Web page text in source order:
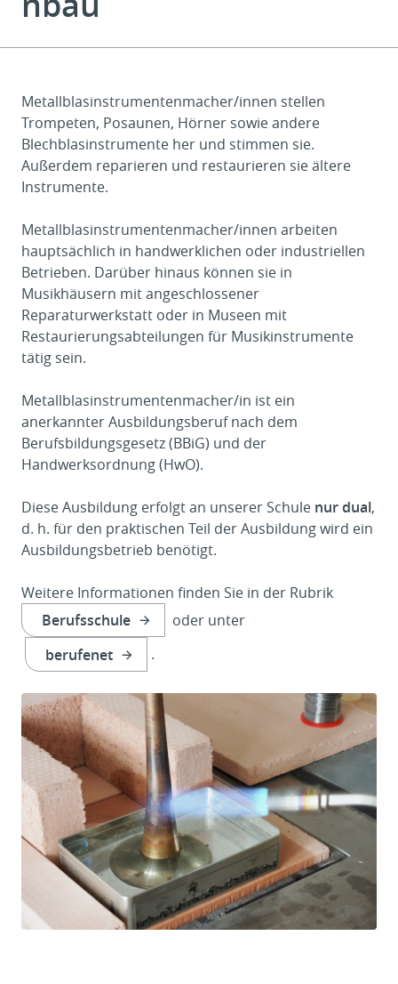
Metallblasinstrumentenmacher/innen stellen
Trompeten, Posaunen, Hörner sowie andere
Blechblasinstrumente her und stimmen sie.
Außerdem reparieren und restaurieren sie ältere
Instrumente.
Metallblasinstrumentenmacher/innen arbeiten
hauptsächlich in handwerklichen oder industriellen
Betrieben. Darüber hinaus können sie in
Musikhäusern mit angeschlossener
Reparaturwerkstatt oder in Museen mit
Restaurierungsabteilungen für Musikinstrumente
tätig sein.
Metallblasinstrumentenmacher/in ist ein
anerkannter Ausbildungsberuf nach dem
Berufsbildungsgesetz (BBiG) und der
Handwerksordnung (HwO).
Diese Ausbildung erfolgt an unserer Schule nur dual,
d. h. für den praktischen Teil der Ausbildung wird ein
Ausbildungsbetrieb benötigt.
Weitere Informationen finden Sie in der Rubrik
Berufsschule
oder unter
berufenet
.